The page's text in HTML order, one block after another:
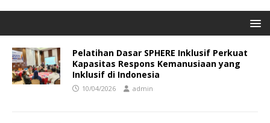
Pelatihan Dasar SPHERE Inklusif Perkuat
Kapasitas Respons Kemanusiaan yang
Inklusif di Indonesia
10/04/2026 admin